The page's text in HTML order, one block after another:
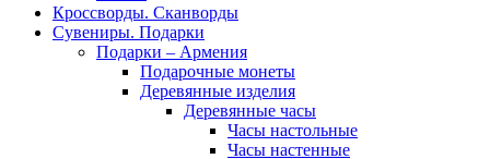
Кроссворды. Сканворды
Сувениры. Подарки
Подарки – Армения
Подарочные монеты
Деревянные изделия
Деревянные часы
Часы настольные
Часы настенные